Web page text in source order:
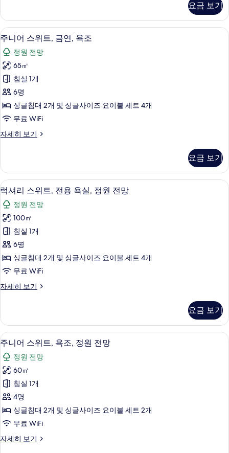
실
(Japanese-
Style)
사
진
모
두
보
기
금
연,
공
용
욕
실
(Japanese-
Style)
자
세
히
보
요금 보기
주
니
어
스
위
트,
금
욕
사
진
모
두
보
기
주니어 스위트, 금연, 욕조 | 객실 내
8
주니어 스위트, 금연, 욕조
정원 전망
65㎡
침실 1개
6명
싱글침대 2개 및 싱글사이즈 요이불 세트 4개
무료 WiFi
자세히 보기
주
위
트,
금
연,
욕
조
자
세
히
보
기
요금 보기
럭
셔
리
스
위
트,
전
욕
정
원
전
망
사
진
모
두
보
기
럭셔리 스위트, 전용 욕실, 정원 전망 |
14
럭셔리 스위트, 전용 욕실, 정원 전망
정원 전망
100㎡
침실 1개
6명
싱글침대 2개 및 싱글사이즈 요이불 세트 4개
무료 WiFi
자세히 보기
럭
위
트,
전
용
욕
실,
정
원
전
망
자
세
보
요금 보기
주
니
어
스
위
트,
욕
정
주니어 스위트, 욕조, 정원 전망 | 객실
6
주니어 스위트, 욕조, 정원 전망
정원 전망
60㎡
침실 1개
4명
싱글침대 2개 및 싱글사이즈 요이불 세트 2개
무료 WiFi
자세히 보기
주